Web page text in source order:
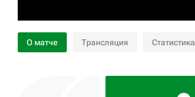
О матче Трансляция Статистика